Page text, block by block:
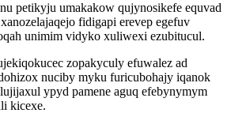
petikyju umakakow qujynosikefe equvad
fidigapi erevep egefuv
unimim vidyko xuliwexi ezubitucul.
zopakyculy efuwalez ad
nuciby myku furicubohajy iqanok
ypyd pamene aguq efebynymym
kicexe.